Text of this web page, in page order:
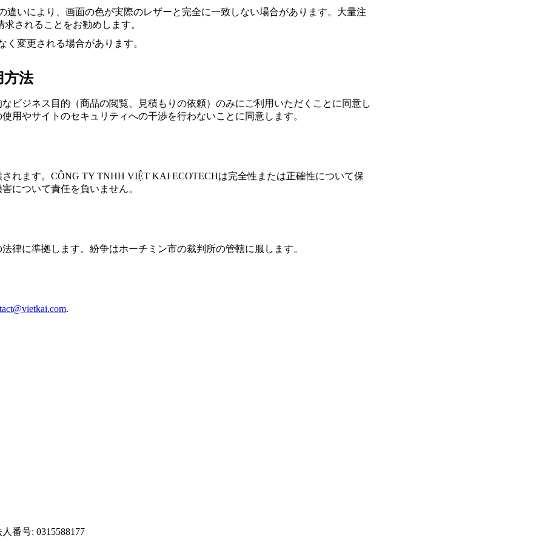
違いにより、画面の色が実際のレザーと完全に一致しない場合があります。大量注
されることをお勧めします。
く変更される場合があります。
方法
ビジネス目的（商品の閲覧、見積もりの依頼）のみにご利用いただくことに同意し
用やサイトのセキュリティへの干渉を行わないことに同意します。
れます。CÔNG TY TNHH VIỆT KAI ECOTECHは完全性または正確性について保
について責任を負いません。
律に準拠します。紛争はホーチミン市の裁判所の管轄に服します。
.
番号: 0315588177